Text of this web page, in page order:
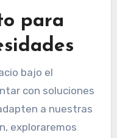
para
bajo el
con soluciones
a nuestras
exploraremos